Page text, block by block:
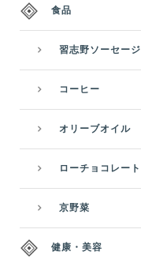
食品
習志野ソーセージ
コーヒー
オリーブオイル
ローチョコレート
京野菜
健康・美容